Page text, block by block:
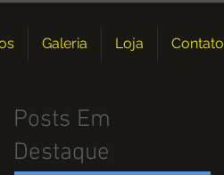
Galeria Loja Contato
Posts Em
Destaque